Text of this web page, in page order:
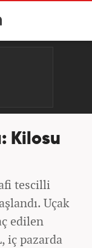
Kilosu
tescilli
Uçak
edilen
iç pazarda